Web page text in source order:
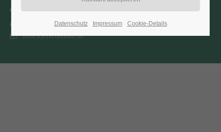
Telefon: +49 6122 704 505
Fax: +49 6122 704 503
info(at)crecondeko.de
Datenschutz Impressum Cookie-Details